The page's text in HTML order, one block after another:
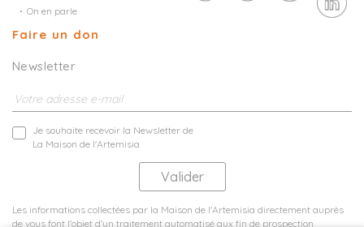
On en parle
Faire un don
Newsletter
Je souhaite recevoir la Newsletter de
La Maison de l'Artemisia
Les informations collectées par la Maison de l'Artemisia directement auprès
de vous font l'objet d'un traitement automatisé aux fin de prospection